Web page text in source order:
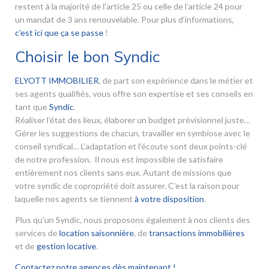
restent à la majorité de l’article 25 ou celle de l’article 24 pour
un mandat de 3 ans renouvelable. Pour plus d’informations,
c’est ici que ça se passe !
Choisir le bon Syndic
ELYOTT IMMOBILIER, de part son expérience dans le métier et
ses agents qualifiés, vous offre son expertise et ses conseils en
tant que Syndic.
Réaliser l’état des lieux, élaborer un budget prévisionnel juste…
Gérer les suggestions de chacun, travailler en symbiose avec le
conseil syndical… L’adaptation et l’écoute sont deux points-clé
de notre profession. Il nous est impossible de satisfaire
entièrement nos clients sans eux. Autant de missions que
votre syndic de copropriété doit assurer. C’est la raison pour
laquelle nos agents se tiennent à votre disposition.
Plus qu’un Syndic, nous proposons également à nos clients des
services de location saisonnière, de transactions immobilières
et de gestion locative.
Contactez notre agences dès maintenant !